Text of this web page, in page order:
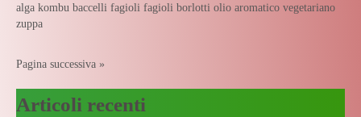
alga kombu baccelli fagioli fagioli borlotti olio aromatico vegetariano
zuppa
Pagina successiva »
Articoli recenti